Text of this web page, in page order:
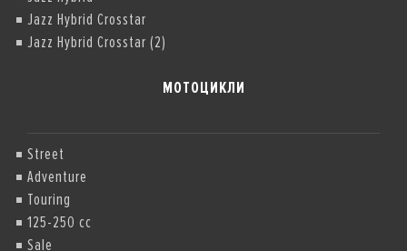
Jazz Hybrid Crosstar
Jazz Hybrid Crosstar (2)
МОТОЦИКЛИ
Street
Adventure
Touring
125-250 cc
Sale